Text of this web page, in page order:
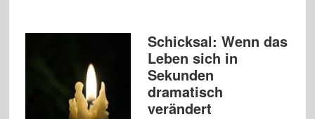
Schicksal: Wenn das
Leben sich in
Sekunden
dramatisch
verändert